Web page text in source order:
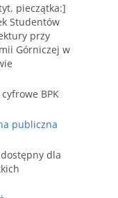
pieczątka:]
Studentów
przy
Górniczej w
BPK
publiczna
dla